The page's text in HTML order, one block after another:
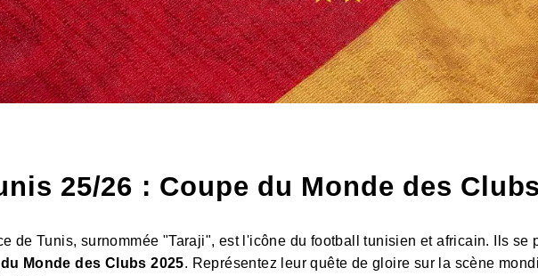
25/26 : Coupe du Monde des
de Tunis, surnommée "Taraji", est l'icône du football tunisien et africain. Ils se
Monde des Clubs 2025. Représentez leur quête de gloire sur la scène